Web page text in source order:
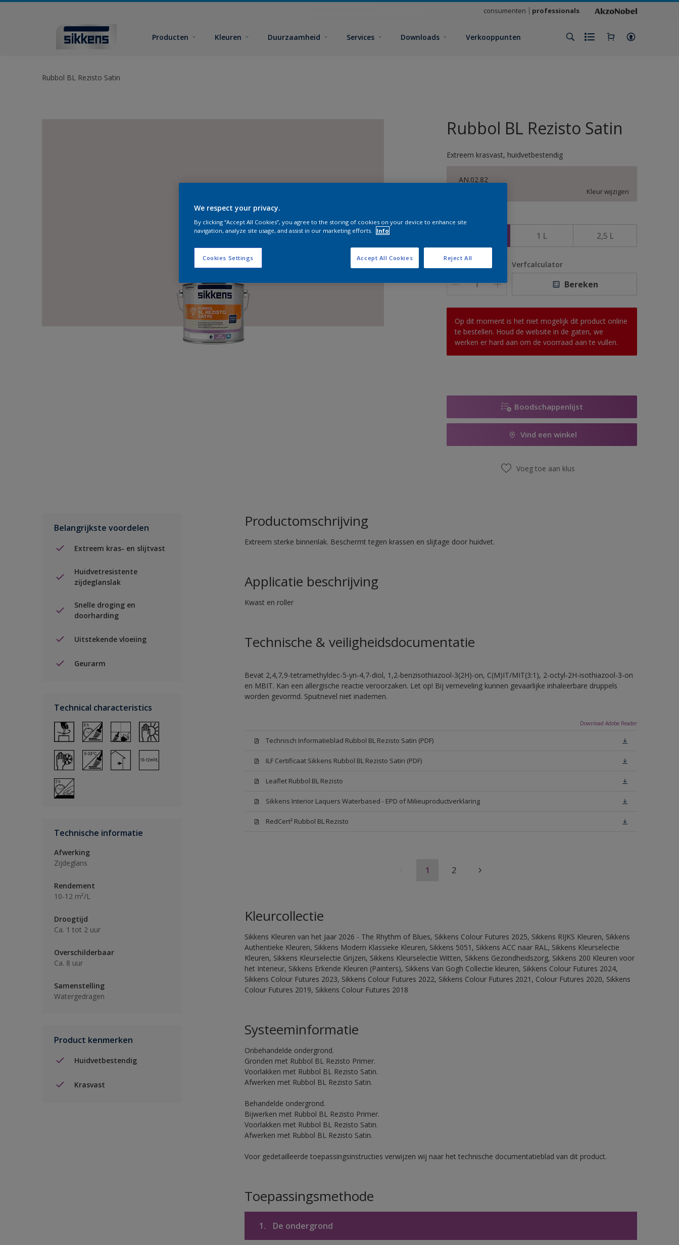
consumenten professionals
Producten Kleuren Duurzaamheid Services Downloads Verkooppunten
Rubbol BL Rezisto Satin
Rubbol BL Rezisto Satin
Extreem krasvast, huidvetbestendig
AN.02.82
Kleur wijzigen
Grootte
1 L 2,5 L
Aantal Verfcalculator
Bereken
Op dit moment is het niet mogelijk dit product online
te bestellen. Houd de website in de gaten, we
werken er hard aan om de voorraad aan te vullen.
Boodschappenlijst
Vind een winkel
Voeg toe aan klus
Belangrijkste voordelen
Extreem kras- en slijtvast
Huidvetresistente
zijdeglanslak
Snelle droging en
doorharding
Uitstekende vloeiing
Geurarm
Technical characteristics
Technische informatie
Afwerking
Zijdeglans
Rendement
10-12 m²/L
Droogtijd
Ca. 1 tot 2 uur
Overschilderbaar
Ca. 8 uur
Samenstelling
Watergedragen
Product kenmerken
Huidvetbestendig
Krasvast
Productomschrijving
Extreem sterke binnenlak. Beschermt tegen krassen en slijtage door huidvet.
Applicatie beschrijving
Kwast en roller
Technische & veiligheidsdocumentatie
Bevat 2,4,7,9-tetramethyldec-5-yn-4,7-diol, 1,2-benzisothiazool-3(2H)-on, C(M)IT/MIT(3:1), 2-octyl-2H-isothiazool-3-on
en MBIT. Kan een allergische reactie veroorzaken. Let op! Bij verneveling kunnen gevaarlijke inhaleerbare druppels
worden gevormd. Spuitnevel niet inademen.
Download Adobe Reader
Technisch Informatieblad Rubbol BL Rezisto Satin (PDF)
ILF Certificaat Sikkens Rubbol BL Rezisto Satin (PDF)
Leaflet Rubbol BL Rezisto
Sikkens Interior Laquers Waterbased - EPD of Milieuproductverklaring
RedCert² Rubbol BL Rezisto
1 2
Kleurcollectie
Sikkens Kleuren van het Jaar 2026 - The Rhythm of Blues, Sikkens Colour Futures 2025, Sikkens RIJKS Kleuren, Sikkens
Authentieke Kleuren, Sikkens Modern Klassieke Kleuren, Sikkens 5051, Sikkens ACC naar RAL, Sikkens Kleurselectie
Kleuren, Sikkens Kleurselectie Grijzen, Sikkens Kleurselectie Witten, Sikkens Gezondheidszorg, Sikkens 200 Kleuren voor
het Interieur, Sikkens Erkende Kleuren (Painters), Sikkens Van Gogh Collectie kleuren, Sikkens Colour Futures 2024,
Sikkens Colour Futures 2023, Sikkens Colour Futures 2022, Sikkens Colour Futures 2021, Colour Futures 2020, Sikkens
Colour Futures 2019, Sikkens Colour Futures 2018
Systeeminformatie
Onbehandelde ondergrond.
Gronden met Rubbol BL Rezisto Primer.
Voorlakken met Rubbol BL Rezisto Satin.
Afwerken met Rubbol BL Rezisto Satin.
Behandelde ondergrond.
Bijwerken met Rubbol BL Rezisto Primer.
Voorlakken met Rubbol BL Rezisto Satin.
Afwerken met Rubbol BL Rezisto Satin.
Voor gedetailleerde toepassingsinstructies verwijzen wij naar het technische documentatieblad van dit product.
Toepassingsmethode
1. De ondergrond
We respect your privacy.
By clicking “Accept All Cookies”, you agree to the storing of cookies on your device to enhance site
navigation, analyze site usage, and assist in our marketing efforts.
Info
Cookies Settings Reject All
Accept All Cookies